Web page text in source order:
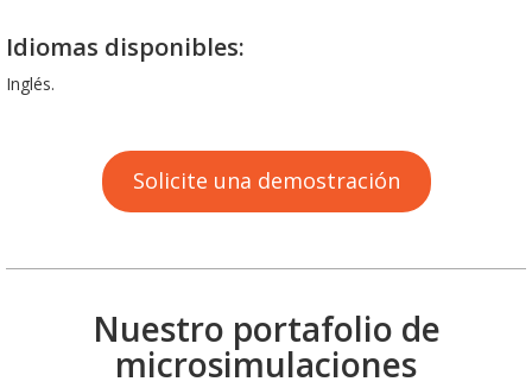
Idiomas disponibles:
Inglés.
Solicite una demostración
Nuestro portafolio de
microsimulaciones